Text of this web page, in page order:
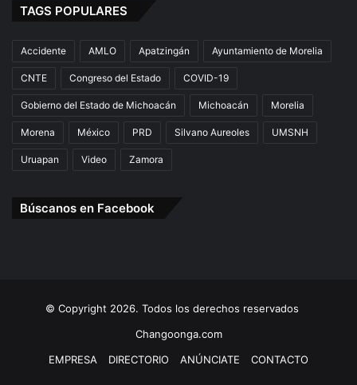
TAGS POPULARES
Accidente AMLO Apatzingán Ayuntamiento de Morelia
CNTE Congreso del Estado COVID-19
Gobierno del Estado de Michoacán Michoacán Morelia
Morena México PRD Silvano Aureoles UMSNH
Uruapan Video Zamora
Búscanos en Facebook
© Copyright 2026. Todos los derechos reservados
Changoonga.com
EMPRESA
DIRECTORIO ANÚNCIATE CONTACTO